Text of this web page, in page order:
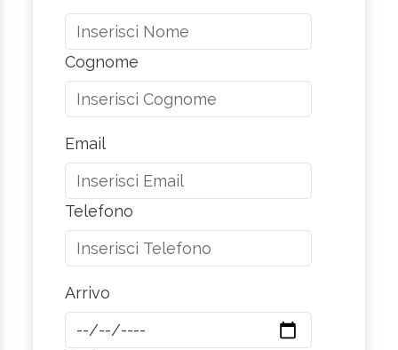
Cognome
Email
Telefono
Arrivo